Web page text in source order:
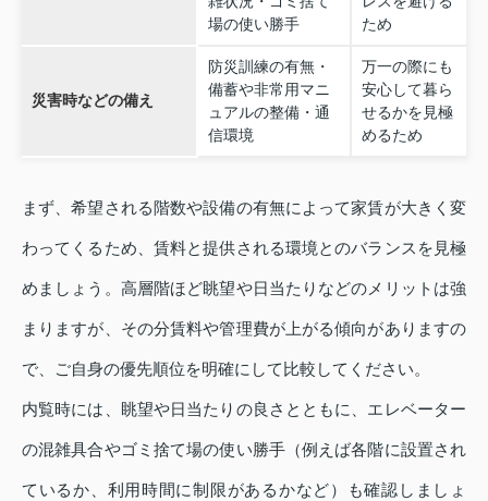
場の使い勝手
ため
災害時などの備え
防災訓練の有無・
備蓄や非常用マニ
ュアルの整備・通
信環境
万一の際にも
安心して暮ら
せるかを見極
めるため
まず、希望される階数や設備の有無によって家賃が大きく変
わってくるため、賃料と提供される環境とのバランスを見極
めましょう。高層階ほど眺望や日当たりなどのメリットは強
まりますが、その分賃料や管理費が上がる傾向がありますの
で、ご自身の優先順位を明確にして比較してください。
内覧時には、眺望や日当たりの良さとともに、エレベーター
の混雑具合やゴミ捨て場の使い勝手（例えば各階に設置され
ているか、利用時間に制限があるかなど）も確認しましょ